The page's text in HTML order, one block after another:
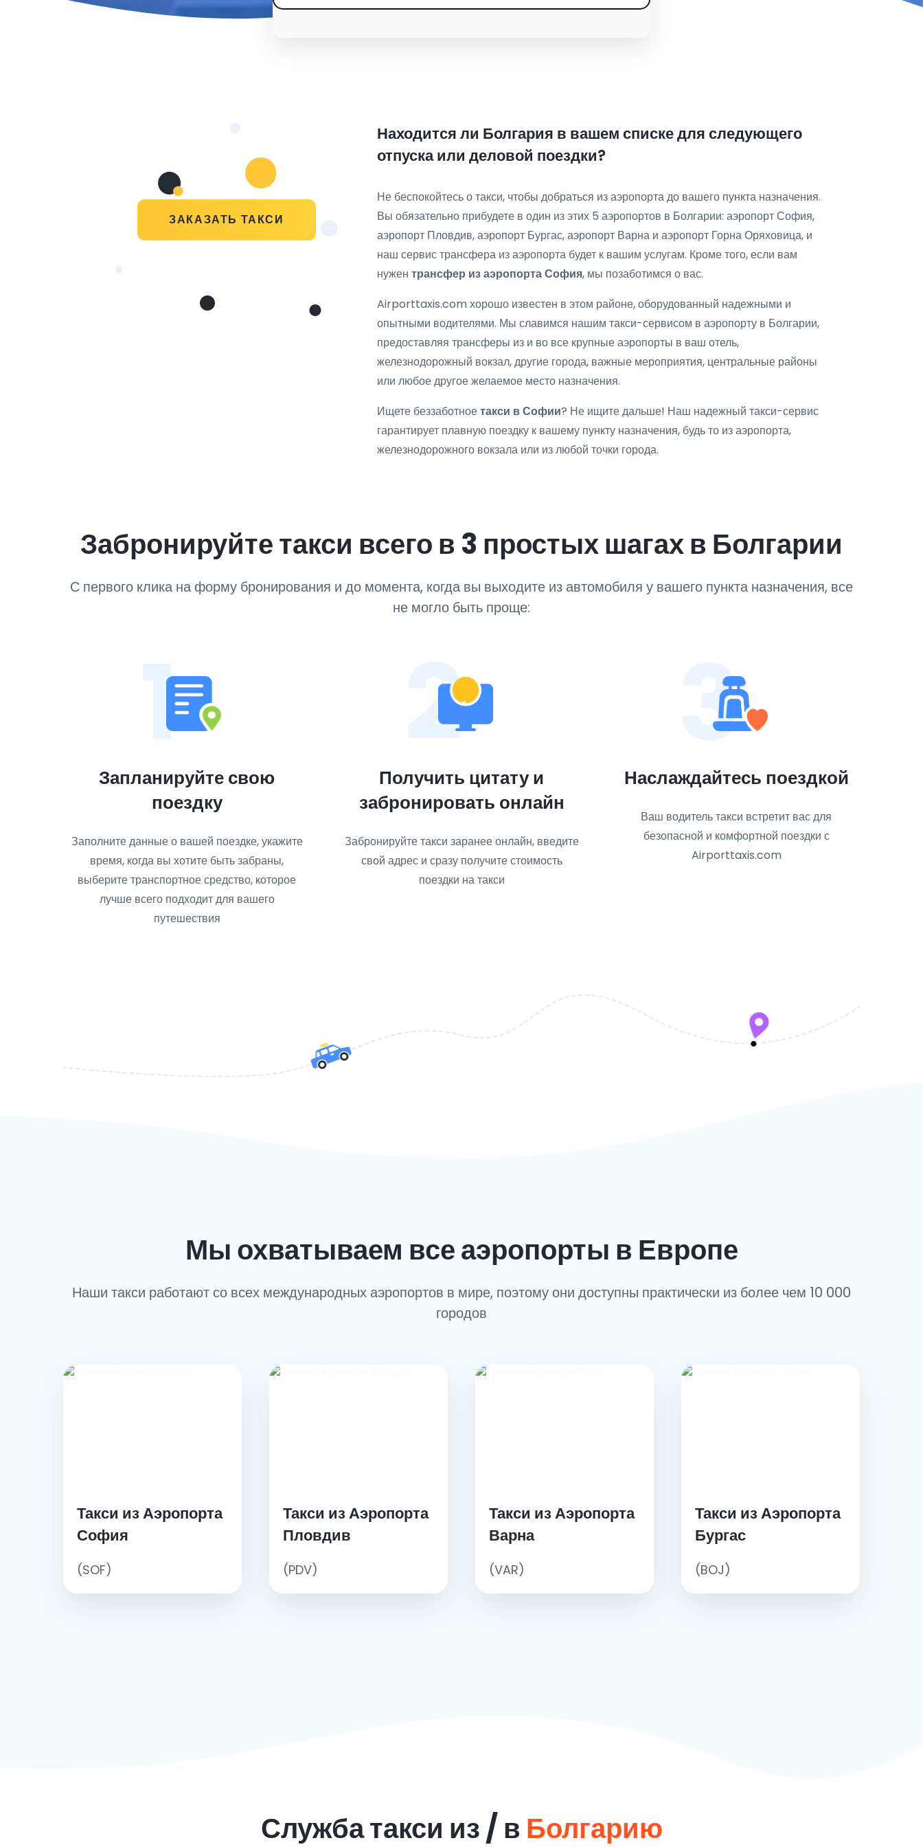
ЗАКАЗАТЬ ТАКСИ
Находится ли Болгария в вашем списке для следующего
отпуска или деловой поездки?
Не беспокойтесь о такси, чтобы добраться из аэропорта до вашего пункта назначения.
Вы обязательно прибудете в один из этих 5 аэропортов в Болгарии: аэропорт София,
аэропорт Пловдив, аэропорт Бургас, аэропорт Варна и аэропорт Горна Оряховица, и
наш сервис трансфера из аэропорта будет к вашим услугам. Кроме того, если вам
нужен трансфер из аэропорта София, мы позаботимся о вас.
Airporttaxis.com хорошо известен в этом районе, оборудованный надежными и
опытными водителями. Мы славимся нашим такси-сервисом в аэропорту в Болгарии,
предоставляя трансферы из и во все крупные аэропорты в ваш отель,
железнодорожный вокзал, другие города, важные мероприятия, центральные районы
или любое другое желаемое место назначения.
Ищете беззаботноетакси в Софии? Не ищите дальше! Наш надежный такси-сервис
гарантирует плавную поездку к вашему пункту назначения, будь то из аэропорта,
железнодорожного вокзала или из любой точки города.
Забронируйте такси всего в 3 простых шагах в Болгарии
С первого клика на форму бронирования и до момента, когда вы выходите из автомобиля у вашего пункта назначения, все
не могло быть проще:
1
Запланируйте свою
поездку
Заполните данные о вашей поездке, укажите
время, когда вы хотите быть забраны,
выберите транспортное средство, которое
лучше всего подходит для вашего
путешествия
2
Получить цитату и
забронировать онлайн
Забронируйте такси заранее онлайн, введите
свой адрес и сразу получите стоимость
поездки на такси
3
Наслаждайтесь поездкой
Ваш водитель такси встретит вас для
безопасной и комфортной поездки с
Airporttaxis.com
Мы охватываем все аэропорты в Европе
Наши такси работают со всех международных аэропортов в мире, поэтому они доступны практически из более чем 10 000
городов
Такси из Аэропорта
София
(SOF)
Такси из Аэропорта
Пловдив
(PDV)
Такси из Аэропорта
Варна
(VAR)
Такси из Аэропорта
Бургас
(BOJ)
Служба такси из / в Болгарию